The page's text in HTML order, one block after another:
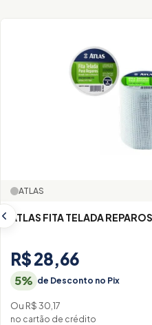
ATLAS
ATLAS FITA TELADA
R$ 28,66
5% de Desconto no Pix
Ou R$ 30,17
no cartão de crédito